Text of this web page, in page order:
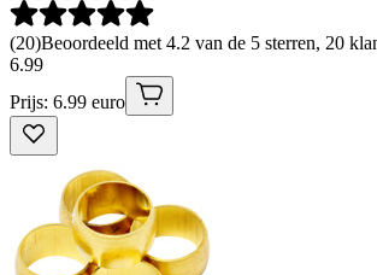
(20)Beoordeeld met 4.2 van de 5 sterren, 20
6.99
Prijs: 6.99 euro